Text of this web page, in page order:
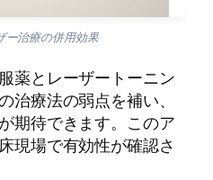
ー治療の併用効果
薬とレーザートーニン
治療法の弱点を補い、
期待できます。このア
現場で有効性が確認さ